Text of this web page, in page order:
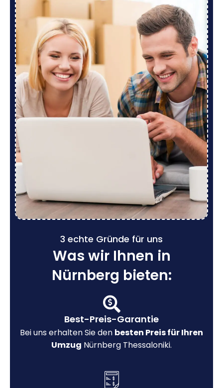
3 echte Gründe für uns
Was wir Ihnen in
Nürnberg bieten:
Best-Preis-Garantie
Bei uns erhalten Sie den besten Preis für Ihren
Umzug Nürnberg Thessaloniki.